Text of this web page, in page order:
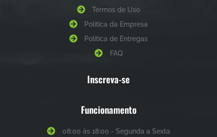
Termos de Uso
Política da Empresa
Política de Entregas
FAQ
Inscreva-se
Funcionamento
08:00 às 18:00 - Segunda a Sexta